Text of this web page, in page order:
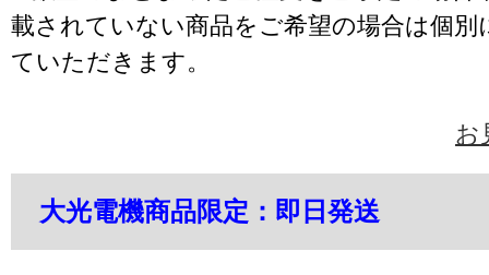
載されていない商品をご希望の場合は個別
ていただきます。
お
大光電機商品限定：即日発送